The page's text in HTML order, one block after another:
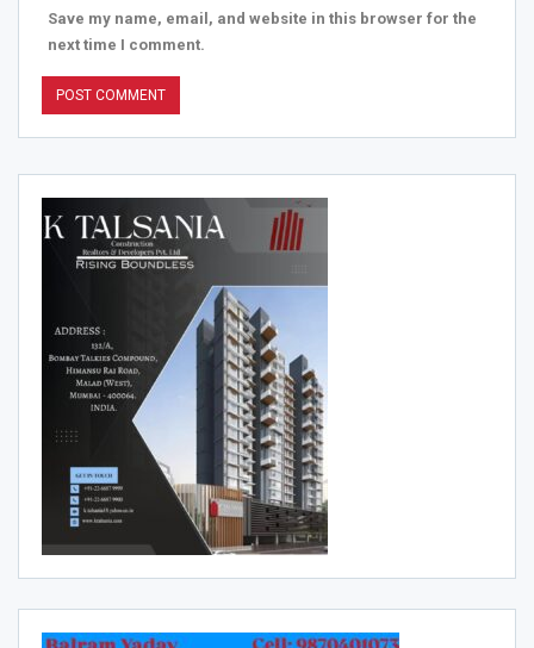
Save my name, email, and website in this browser for the
next time I comment.